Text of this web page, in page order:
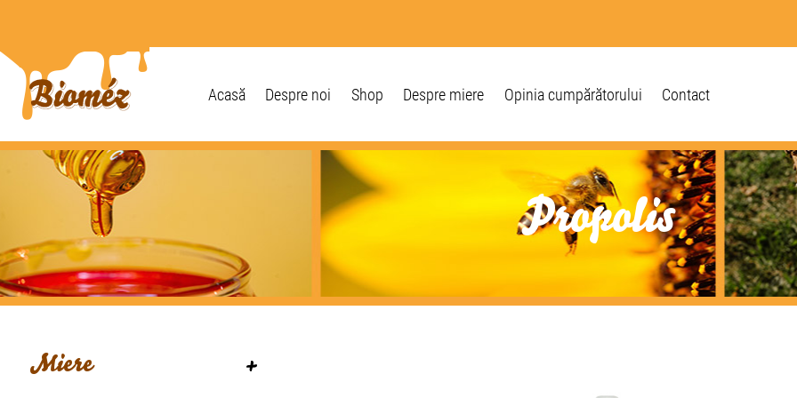
Acasă Despre noi Shop Despre miere Opinia cumpărătorului Contact
Propolis
Miere +